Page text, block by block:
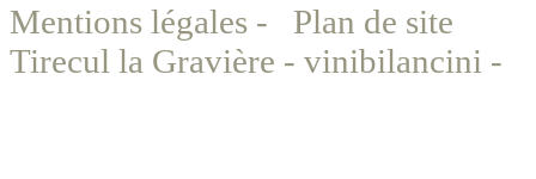
Mentions légales - Plan de site
Tirecul la Gravière - vinibilancini -